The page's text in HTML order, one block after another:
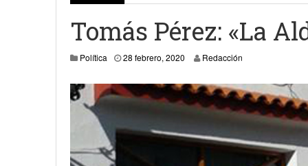
Valencia 27 febrero,
Gobierno de Canarias
15 febrero, 2024
La Comunidad de
19 diciembre, 2023
Víctor Hernández
Tomás Pérez: «La
Política 28 febrero, 2020 28 febrero, 2020
Redacción